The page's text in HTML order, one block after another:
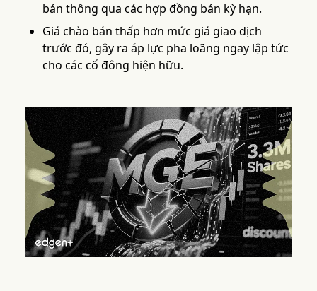
bán thông qua các hợp đồng bán kỳ hạn.
Giá chào bán thấp hơn mức giá giao dịch
trước đó, gây ra áp lực pha loãng ngay lập tức
cho các cổ đông hiện hữu.